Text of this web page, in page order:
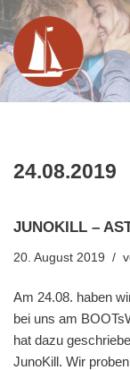
Zum
Inhalt
springen
24.08.2019
JUNOKILL –
20. August 2019
Am 24.08. haben
bei uns am
hat dazu
JunoKill. Wir